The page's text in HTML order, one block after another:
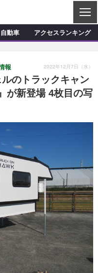
C
L
S
デモカー製作記
カスタマイズ新製品情報
カーグッズ新製品情報
自動車 アクセスランキング
のトラックキャン
が新登場 4枚目の写
報 2022年12月7日（水）